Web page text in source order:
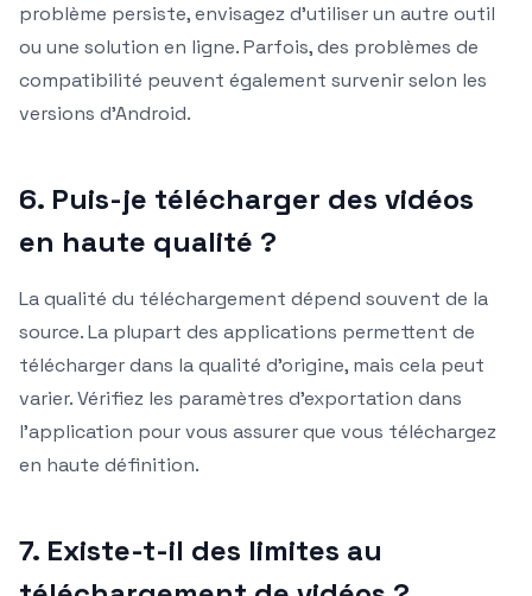
problème persiste, envisagez d’utiliser un autre outil
ou une solution en ligne. Parfois, des problèmes de
compatibilité peuvent également survenir selon les
versions d’Android.
6. Puis-je télécharger des vidéos
en haute qualité ?
La qualité du téléchargement dépend souvent de la
source. La plupart des applications permettent de
télécharger dans la qualité d’origine, mais cela peut
varier. Vérifiez les paramètres d’exportation dans
l’application pour vous assurer que vous téléchargez
en haute définition.
7. Existe-t-il des limites au